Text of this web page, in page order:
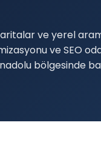
ve yerel
ve SEO
bölgesinde